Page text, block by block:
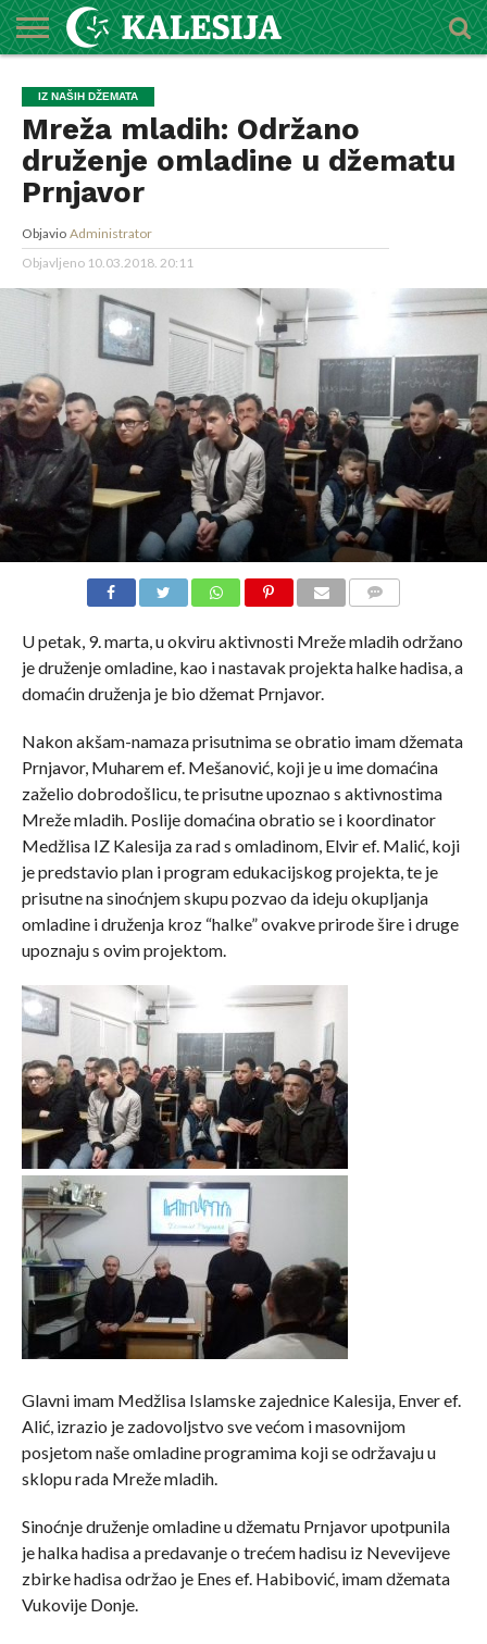
O
MEDŽLISU
DŽEMATI
IMAMI
MEKTEBSKI
CENTAR
VIJESTI
HUTBE
NAJAVE
KALENDAR
KONTAKT
IZ NAŠIH DŽEMATA
Mreža mladih: Održano
druženje omladine u džematu
Prnjavor
Objavio Administrator
Objavljeno 10.03.2018. 20:11
U petak, 9. marta, u okviru aktivnosti Mreže mladih održano
je druženje omladine, kao i nastavak projekta halke hadisa, a
domaćin druženja je bio džemat Prnjavor.
Nakon akšam-namaza prisutnima se obratio imam džemata
Prnjavor, Muharem ef. Mešanović, koji je u ime domaćina
zaželio dobrodošlicu, te prisutne upoznao s aktivnostima
Mreže mladih. Poslije domaćina obratio se i koordinator
Medžlisa IZ Kalesija za rad s omladinom, Elvir ef. Malić, koji
je predstavio plan i program edukacijskog projekta, te je
prisutne na sinoćnjem skupu pozvao da ideju okupljanja
omladine i druženja kroz “halke” ovakve prirode šire i druge
upoznaju s ovim projektom.
Glavni imam Medžlisa Islamske zajednice Kalesija, Enver ef.
Alić, izrazio je zadovoljstvo sve većom i masovnijom
posjetom naše omladine programima koji se održavaju u
sklopu rada Mreže mladih.
Sinoćnje druženje omladine u džematu Prnjavor upotpunila
je halka hadisa a predavanje o trećem hadisu iz Nevevijeve
zbirke hadisa održao je Enes ef. Habibović, imam džemata
Vukovije Donje.